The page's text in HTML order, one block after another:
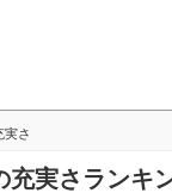
実さ
充実さランキ